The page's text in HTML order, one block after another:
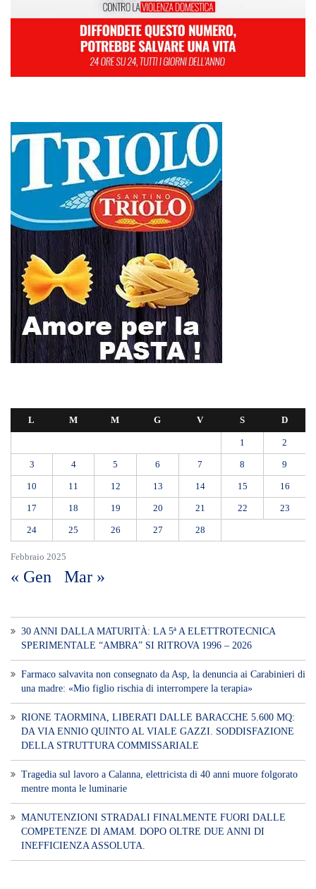
Febbraio 2025
L M M G V S D
1 2
3 4 5 6 7 8 9
10 11 12 13 14 15 16
17 18 19 20 21 22 23
24 25 26 27 28
« Gen Mar »
30 ANNI DALLA MATURITÀ: LA 5ª A ELETTROTECNICA
SPERIMENTALE “AMBRA” SI RITROVA 1996 – 2026
Farmaco salvavita non consegnato da Asp, la denuncia ai Carabinieri di
una madre: «Mio figlio rischia di interrompere la terapia»
RIONE TAORMINA, LIBERATI DALLE BARACCHE 5.600 MQ:
DA VIA ENNIO QUINTO AL VIALE GAZZI. SODDISFAZIONE
DELLA STRUTTURA COMMISSARIALE
Tragedia sul lavoro a Calanna, elettricista di 40 anni muore folgorato
mentre monta le luminarie
MANUTENZIONI STRADALI FINALMENTE FUORI DALLE
COMPETENZE DI AMAM. DOPO OLTRE DUE ANNI DI
INEFFICIENZA ASSOLUTA.